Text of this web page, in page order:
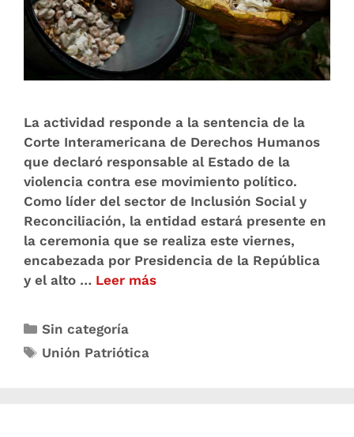
La actividad responde a la sentencia de la
Corte Interamericana de Derechos Humanos
que declaró responsable al Estado de la
violencia contra ese movimiento político.
Como líder del sector de Inclusión Social y
Reconciliación, la entidad estará presente en
la ceremonia que se realiza este viernes,
encabezada por Presidencia de la República
y el alto … Leer más
Sin categoría
Unión Patriótica